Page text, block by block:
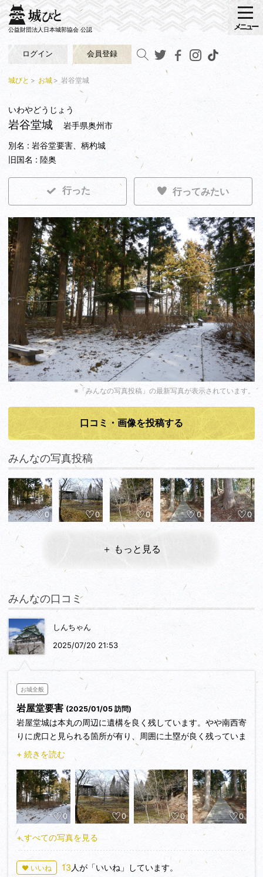
公益財団法人日本城郭協会 公認
ログイン 会員登録
メニュー
城びと お城 岩谷堂城
いわやどうじょう
岩谷堂城
岩手県奥州市
別名 : 岩谷堂要害、柄杓城
旧国名 : 陸奥
行った 行ってみたい
※「みんなの写真投稿」の最新写真が表示されています。
口コミ・画像を投稿する
みんなの写真投稿
0 0 0 0 0
＋ もっと見る
みんなの口コミ
しんちゃん
2025/07/20 21:53
お城全般
岩屋堂要害(2025/01/05 訪問)
岩屋堂城は本丸の周辺に遺構を良く残しています。やや南西寄
りに虎口と見られる箇所が有り、周囲に土塁が良く残っていま
す。本丸の川沿いの周辺には帯状の腰曲輪が取り巻いていま
鎌倉時代に周辺を所領とするに及んで、江刺郡に千葉頼胤の三
男・胤道が配されたとされています。胤道に関しては豊田城主
であったとする説もあるようですが、詳細は不明。南北朝時代
の以降は葛西氏の一族・江刺氏が江刺郡の惣領職となり、江刺
氏が勢力を増すにつれ葛西氏との争いが多くなり康安元年
（1361）に両者の合戦が有り、文明17年（1485）と明応４年
（1495）にも江刺降見と葛西政信の合戦がありました。後者
の戦いで江刺氏が敗れたため、岩谷堂城には政信の孫・重胤が
+ 続きを読む
0 0 0 0
+ すべての写真を見る
♥ いいね 13 人が「いいね」しています。